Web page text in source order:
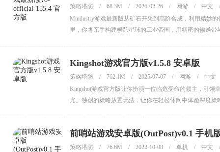
策略塔防 / 68.3M / 2026-02-26 / 网游 / 中文
/
Mindustry游戏最新版从矿石开采到高阶合成，利用精妙
里，你将亲手构建横跨星球的工业帝国，用精密的输送
Kingshot游戏官方版v1.5.8 安卓版
策略塔防 / 762.1M / 2025-07-07 / 网游 /
中文
Kingshot游戏官方版让你扮演一位临危受命的领主，引
光。独创的策略放置玩法，让你在轻松休闲中体验深度
前哨站游戏安卓版(OutPost)v0.1 手机
策略塔防 / 76.6M / 2022-10-08 / 单机 / 中文
/